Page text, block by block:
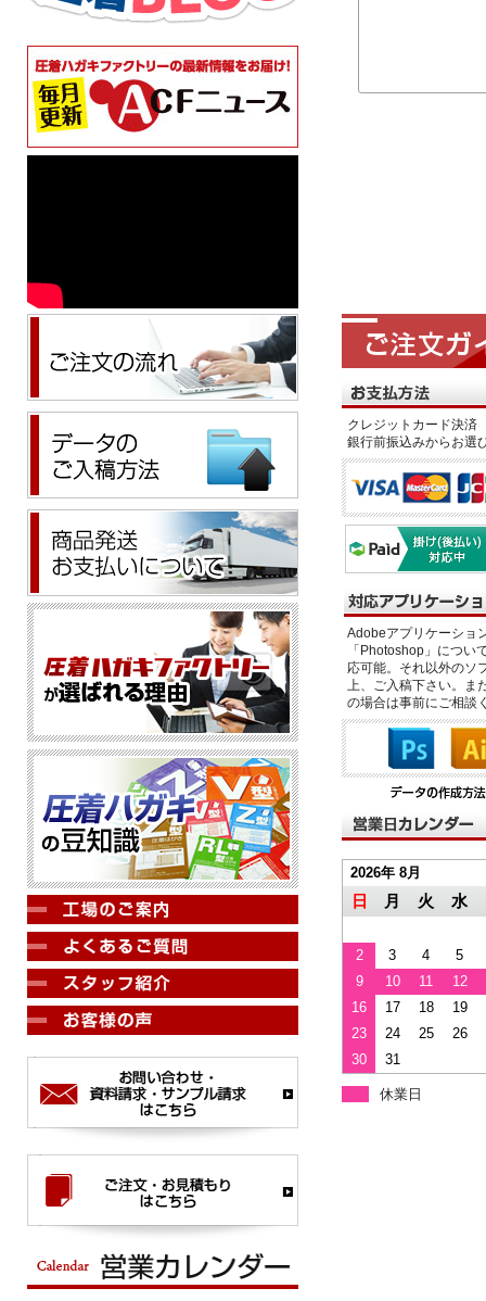
クレジットカード決
銀行前振込みからお選
Adobeアプリケーショ
「Photoshop」につい
応可能。それ以外のソ
上、ご入稿下さい。ま
の場合は事前にご相談
2026年 8月
日 月 火 水
2 3 4
5
9
10 11
12
16
17 18
19
23
24 25
26
30
31
休業日